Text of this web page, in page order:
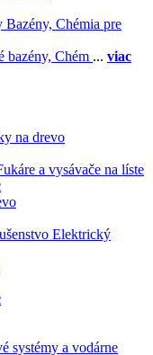
Bazény, Chémia pre
bazény, Chém ... viac
na drevo
a vysávače na líste
Elektrický